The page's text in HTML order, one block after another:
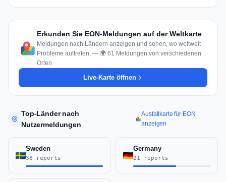
Erkunden Sie EON-Meldungen auf der Weltkarte
Meldungen nach Ländern anzeigen und sehen, wo weltweit
Probleme auftreten. — 🌍 61 Meldungen von verschiedenen
Orten
Live-Karte öffnen
Top-Länder nach
Nutzermeldungen
Ausfallkarte für EON
anzeigen
Sweden
38 reports
Germany
21 reports